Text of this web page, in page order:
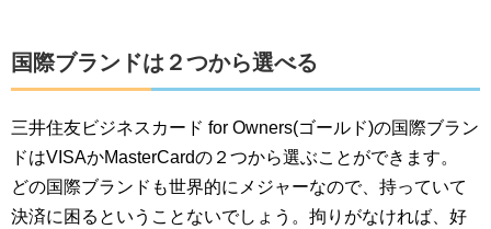
国際ブランドは２つから選べる
三井住友ビジネスカード for Owners(ゴールド)の国際ブラン
ドはVISAかMasterCardの２つから選ぶことができます。
どの国際ブランドも世界的にメジャーなので、持っていて
決済に困るということないでしょう。拘りがなければ、好